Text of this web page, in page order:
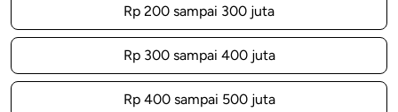
Rp 200 sampai 300 juta
Rp 300 sampai 400 juta
Rp 400 sampai 500 juta